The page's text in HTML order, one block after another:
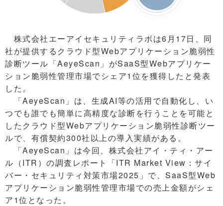
株式会社エーアイセキュリティラボは6月17日、同
社が提供するクラウド型Webアプリケーション脆弱性
診断ツール「AeyeScan」がSaaS型Webアプリケー
ション脆弱性管理市場でシェア1位を獲得したと発表
した。
「AeyeScan」は、生成AI等の活用で自動化し、い
つでも誰でも簡単に高精度な診断を行うことを可能と
したクラウド型Webアプリケーション脆弱性診断ツー
ルで、有償契約300社以上の導入実績がある。
「AeyeScan」は今回、株式会社アイ・ティ・アー
ル（ITR）の調査レポート「ITR Market View：サイ
バー・セキュリティ対策市場2025」で、SaaS型Web
アプリケーション脆弱性管理市場での売上金額がシェ
ア1位となった。